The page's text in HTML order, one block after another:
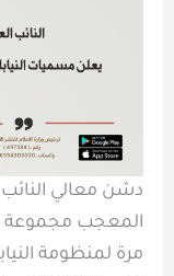
دشن معالي
المعجب مجموعة
مرة لمنظومة